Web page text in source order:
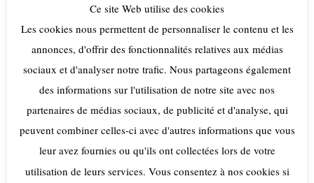
Cours & ateliers de Yoga de l'énergie
Voyages en Inde - Stages & retraites yoga
Yoga au bureau
Contact Syoga Sylvie Tallon
Ce site Web utilise des cookies
Les cookies nous permettent de personnaliser le contenu et les
annonces, d'offrir des fonctionnalités relatives aux médias
sociaux et d'analyser notre trafic. Nous partageons également
des informations sur l'utilisation de notre site avec nos
partenaires de médias sociaux, de publicité et d'analyse, qui
peuvent combiner celles-ci avec d'autres informations que vous
leur avez fournies ou qu'ils ont collectées lors de votre
utilisation de leurs services. Vous consentez à nos cookies si